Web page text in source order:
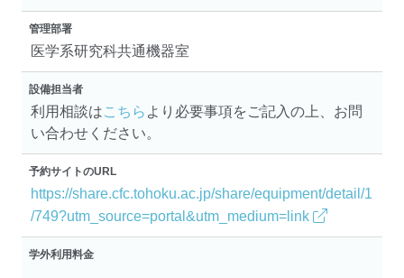
管理部署
医学系研究科共通機器室
設備担当者
利用相談はこちら より必要事項をご記入の上、お問
い合わせください。
予約サイトのURL
https://share.cfc.tohoku.ac.jp/share/equipment/detail/1
/749?utm_source=portal&utm_medium=link
学外利用料金